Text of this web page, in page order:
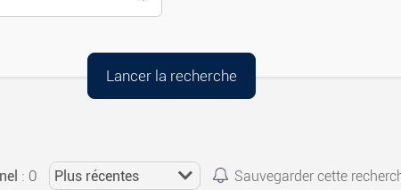
: 0 Sauvegarder cette